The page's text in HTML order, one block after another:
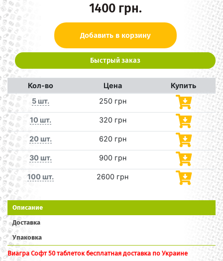
Кол-во Цена
Купить
5 шт.
250 грн
10 шт. 320 грн
20 шт. 620 грн
30 шт. 900 грн
100 шт. 2600 грн
Описание
Доставка
Упаковка
Виагра Софт 50 таблеток бесплатная доставка по Украине
1400грн.
Добавить в корзину
Быстрый заказ